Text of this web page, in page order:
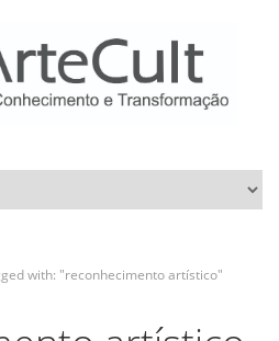
with: "reconhecimento artístico"